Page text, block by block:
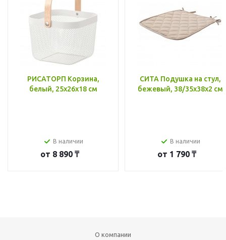
РИСАТОРП Корзина,
белый, 25x26x18 см
В наличии
от 8 890 ₸
СИТА Подушка на стул,
бежевый, 38/35x38x2 см
В наличии
от 1 790 ₸
О компании